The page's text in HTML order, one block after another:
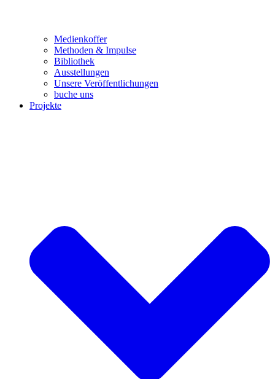
Medienkoffer
Methoden & Impulse
Bibliothek
Ausstellungen
Unsere Veröffentlichungen
buche uns
Projekte